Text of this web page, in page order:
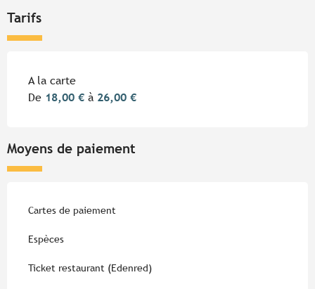
Tarifs
Tarifs 2026
A la carte
De 18,00 € à 26,00 €
Moyens de paiement
Cartes de paiement
Espèces
Ticket restaurant (Edenred)